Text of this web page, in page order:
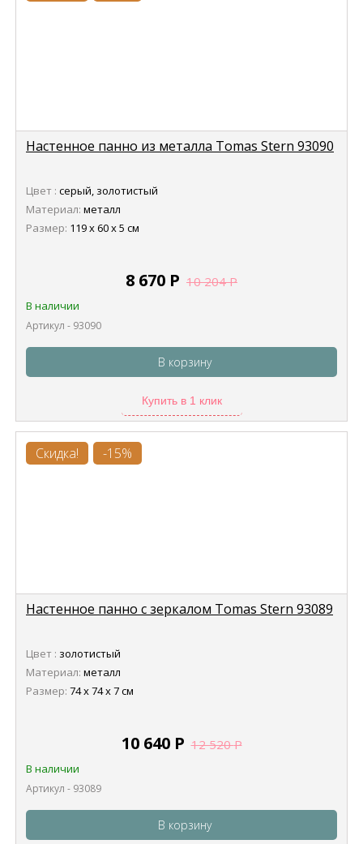
Настенное панно из металла Tomas Stern 93090
Цвет : серый, золотистый
Материал: металл
Размер: 119 х 60 х 5 см
8 670 Р 10 204Р
В наличии
Артикул - 93090
В корзину
Купить в 1 клик
Скидка! -15%
Настенное панно с зеркалом Tomas Stern 93089
Цвет : золотистый
Материал: металл
Размер: 74 х 74 х 7 см
10 640 Р 12 520Р
В наличии
Артикул - 93089
В корзину